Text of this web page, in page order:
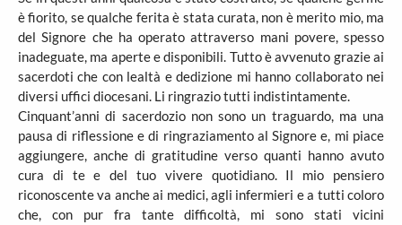
è fiorito, se qualche ferita è stata curata, non è merito mio, ma
del Signore che ha operato attraverso mani povere, spesso
inadeguate, ma aperte e disponibili. Tutto è avvenuto grazie ai
sacerdoti che con lealtà e dedizione mi hanno collaborato nei
diversi uffici diocesani. Li ringrazio tutti indistintamente.
Cinquant’anni di sacerdozio non sono un traguardo, ma una
pausa di riflessione e di ringraziamento al Signore e, mi piace
aggiungere, anche di gratitudine verso quanti hanno avuto
cura di te e del tuo vivere quotidiano. Il mio pensiero
riconoscente va anche ai medici, agli infermieri e a tutti coloro
che, con pur fra tante difficoltà, mi sono stati vicini